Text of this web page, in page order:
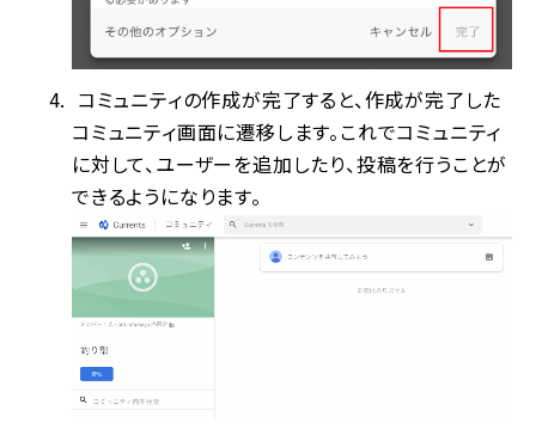
コミュニティの作成が完了すると、作成が完了した
コミュニティ画面に遷移します。これでコミュニティ
に対して、ユーザーを追加したり、投稿を行うことが
できるようになります。